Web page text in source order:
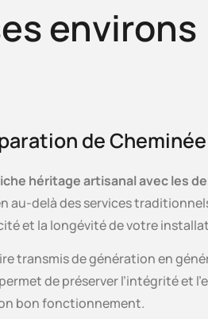
environs
de
héritage artisanal avec les
au-delà des services
et la longévité de votre
transmis de génération en
de préserver l’intégrité et
bon fonctionnement.